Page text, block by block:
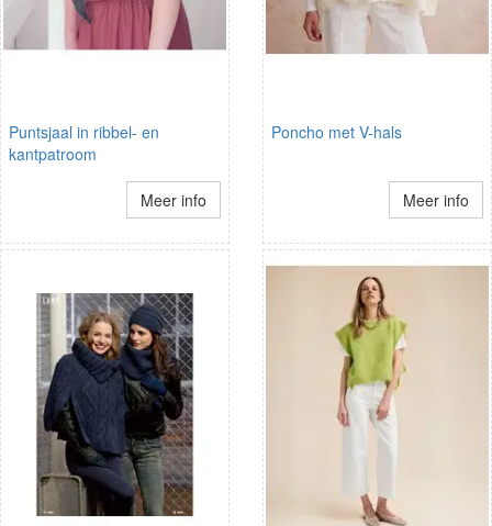
Puntsjaal in ribbel- en
kantpatroom
Meer info
Poncho met V-hals
Meer info